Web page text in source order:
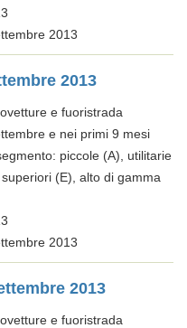
2013
2013
e fuoristrada
e nei primi 9 mesi
piccole (A), utilitarie
(E), alto di gamma
2013
2013
e fuoristrada